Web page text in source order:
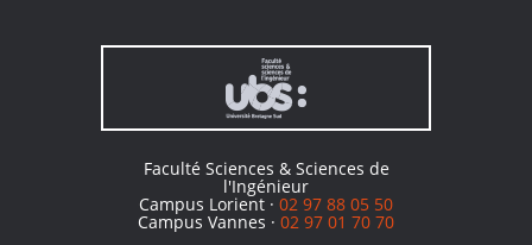
Faculté Sciences & Sciences de
l'Ingénieur
Campus Lorient · 02 97 88 05 50
Campus Vannes · 02 97 01 70 70